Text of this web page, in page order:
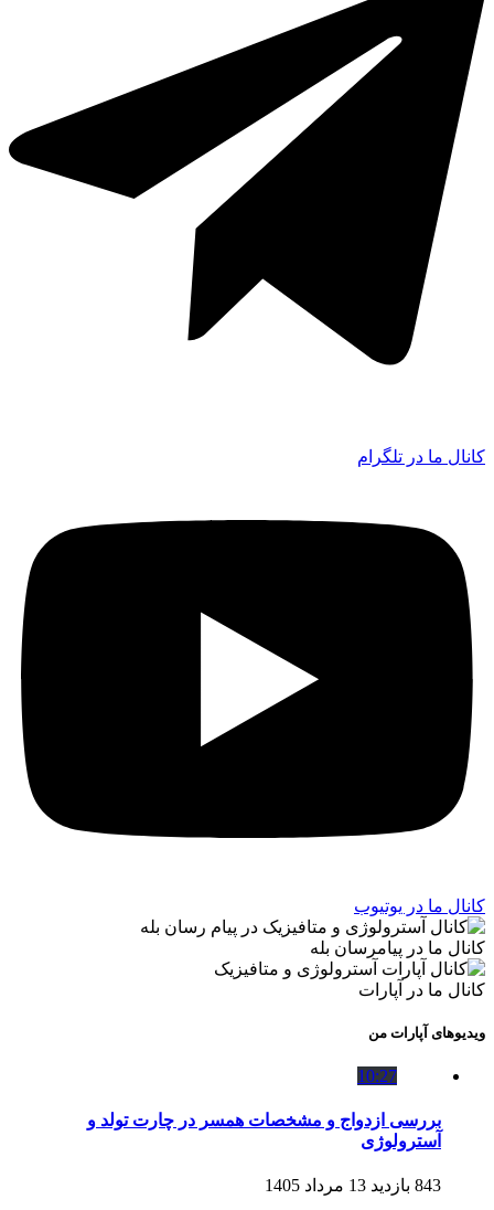
کانال ما در تلگرام
کانال ما در یوتیوب
کانال ما در پیامرسان بله
کانال ما در آپارات
ویدیوهای آپارات من
10:27
بررسی ازدواج و مشخصات همسر در چارت تولد و
آسترولوژی
843 بازدید 13 مرداد 1405